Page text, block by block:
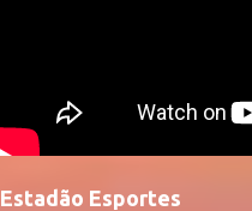
Estadão Esportes